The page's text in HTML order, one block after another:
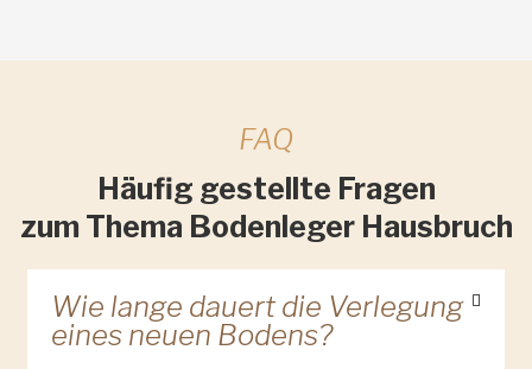
FAQ
Häufig gestellte Fragen
zum Thema Bodenleger Hausbruch
Wie lange dauert die Verlegung
eines neuen Bodens?